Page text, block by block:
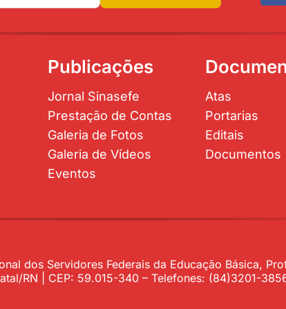
Publicações
Jornal Sinasefe
Prestação de Contas
Galeria de Fotos
Galeria de Vídeos
Eventos
Atas
Portarias
Editais
Documentos
dos Servidores Federais da Educação Básica,
RN | CEP: 59.015-340 – Telefones: (84)3201-